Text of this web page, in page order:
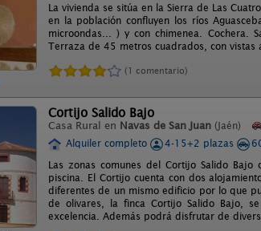
La vivienda se sitúa en la Sierra de Las
en la población confluyen los ríos
microondas... ) y con chimenea. Cochera.
Terraza de 45 metros cuadrados, con vistas
(1 comentario)
Cortijo Salido Bajo
Casa Rural en Navas de San Juan (Jaén)
Alquiler completo
4-15+2 plazas
Las zonas comunes del Cortijo Salido
piscina. El Cortijo cuenta con dos
diferentes de un mismo edificio por lo que
de olivares, la finca Cortijo Salido Bajo,
excelencia. Además podrá disfrutar de